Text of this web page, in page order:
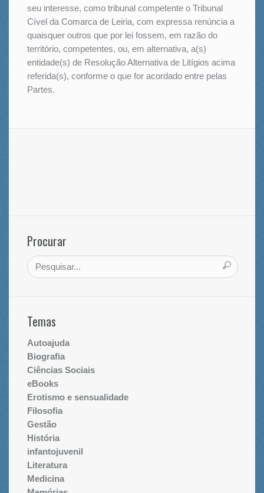
seu interesse, como tribunal competente o Tribunal
Cível da Comarca de Leiria, com expressa renúncia a
quaisquer outros que por lei fossem, em razão do
território, competentes, ou, em alternativa, a(s)
entidade(s) de Resolução Alternativa de Litígios acima
referida(s), conforme o que for acordado entre pelas
Partes.
Procurar
Temas
Autoajuda
Biografia
Ciências Sociais
eBooks
Erotismo e sensualidade
Filosofia
Gestão
História
infantojuvenil
Literatura
Medicina